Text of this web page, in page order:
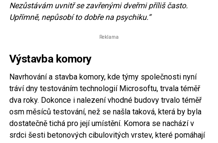
Nezůstávám uvnitř se zavřenými dveřmi příliš často.
Upřímně, nepůsobí to dobře na psychiku.“
Reklama
Výstavba komory
Navrhování a stavba komory, kde týmy společnosti nyní
tráví dny testováním technologií Microsoftu, trvala téměř
dva roky. Dokonce i nalezení vhodné budovy trvalo téměř
osm měsíců testování, než se našla taková, která by byla
dostatečně tichá pro její umístění. Komora se nachází v
srdci šesti betonových cibulovitých vrstev, které pomáhají